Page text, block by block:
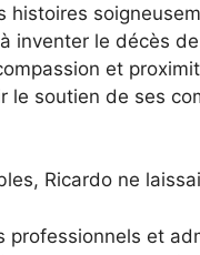
inventer le décès
et
le soutien de ses
Ricardo ne
professionnels et